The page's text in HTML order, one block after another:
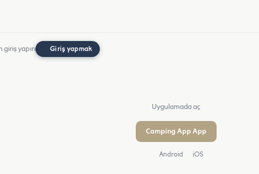
giriş yapın Giriş yapmak
Uygulamada aç
Camping App App
Android iOS